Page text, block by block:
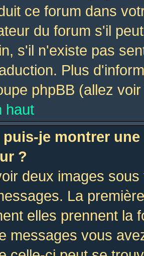
ce forum dans
du forum s'il
s'il n'existe pas
Plus
phpBB (allez
haut
je montrer
?
deux images
La
elles prennent la
messages vous